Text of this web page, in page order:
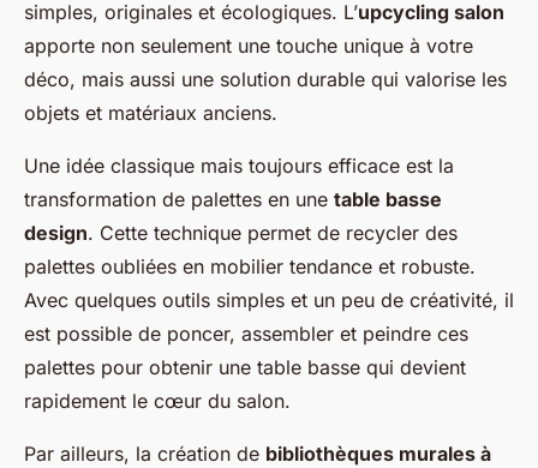
simples, originales et écologiques. L’upcycling salon
apporte non seulement une touche unique à votre
déco, mais aussi une solution durable qui valorise les
objets et matériaux anciens.
Une idée classique mais toujours efficace est la
transformation de palettes en une table basse
design. Cette technique permet de recycler des
palettes oubliées en mobilier tendance et robuste.
Avec quelques outils simples et un peu de créativité, il
est possible de poncer, assembler et peindre ces
palettes pour obtenir une table basse qui devient
rapidement le cœur du salon.
Par ailleurs, la création de bibliothèques murales à